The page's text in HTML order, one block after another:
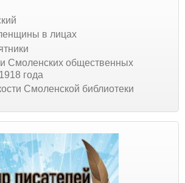
в лицах
Смоленских общественных
года
Смоленской библиотеки